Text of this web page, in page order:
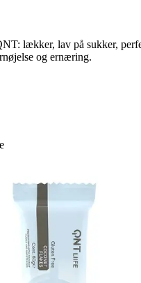
lækker, lav på sukker,
og ernæring.